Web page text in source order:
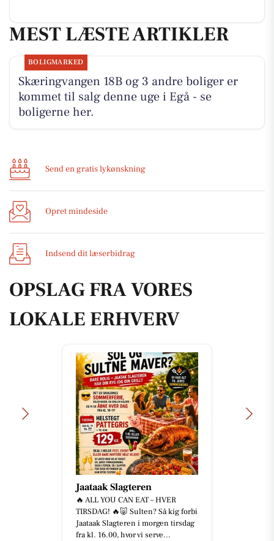
MEST LÆSTE ARTIKLER
BOLIGMARKED
Skæringvangen 18B og 3 andre boliger er
kommet til salg denne uge i Egå - se
boligerne her.
Send en gratis lykønskning
Opret mindeside
Indsend dit læserbidrag
OPSLAG FRA VORES
LOKALE ERHVERV
Jaataak Slagteren
🔥 ALL YOU CAN EAT – HVER
TIRSDAG! 🔥🐷 Sulten? Så kig forbi
Jaataak Slagteren i morgen tirsdag
fra kl. 16.00, hvor vi serve...